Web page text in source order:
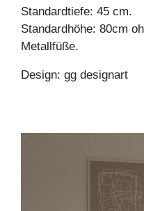
Standardtiefe: 45 cm.
Standardhöhe: 80cm
Metallfüße.
Design: gg designart